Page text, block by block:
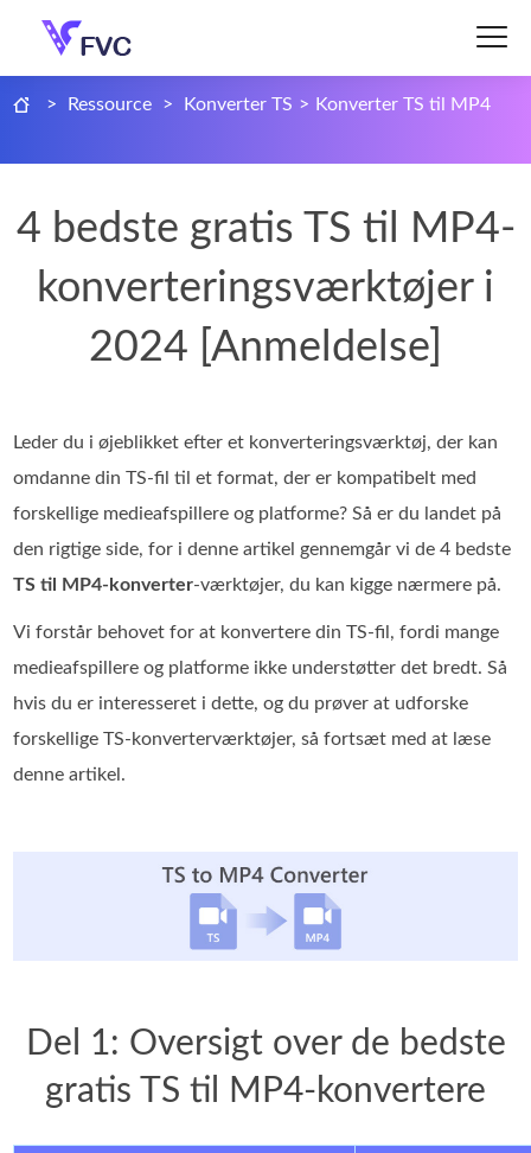
> Ressource > Konverter TS > Konverter TS til MP4
4 bedste gratis TS til MP4-
konverteringsværktøjer i
2024 [Anmeldelse]
Leder du i øjeblikket efter et konverteringsværktøj, der kan
omdanne din TS‑fil til et format, der er kompatibelt med
forskellige medieafspillere og platforme? Så er du landet på
den rigtige side, for i denne artikel gennemgår vi de 4 bedste
TS til MP4‑konverter-værktøjer, du kan kigge nærmere på.
Vi forstår behovet for at konvertere din TS-fil, fordi mange
medieafspillere og platforme ikke understøtter det bredt. Så
hvis du er interesseret i dette, og du prøver at udforske
forskellige TS-konverterværktøjer, så fortsæt med at læse
denne artikel.
Del 1: Oversigt over de bedste
gratis TS til MP4-konvertere